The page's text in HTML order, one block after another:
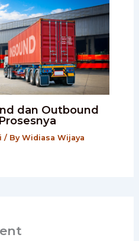
dan Outbound
/ By Widiasa Wijaya